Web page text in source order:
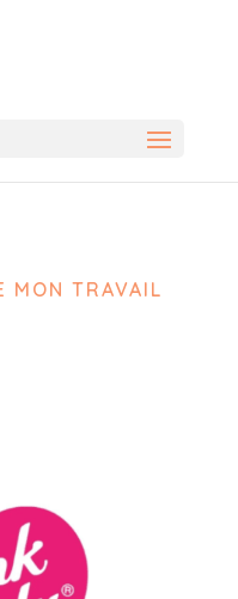
MON TRAVAIL